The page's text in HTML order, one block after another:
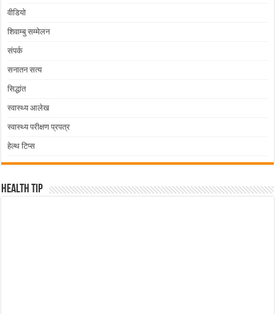
वीडियो
शिवाम्बु सम्मेलन
संपर्क
सनातन सत्य
सिद्धांत
स्वास्थ्य आलेख
स्वास्थ्य परीक्षण प्रपत्र
हेल्थ टिप्स
Health Tip